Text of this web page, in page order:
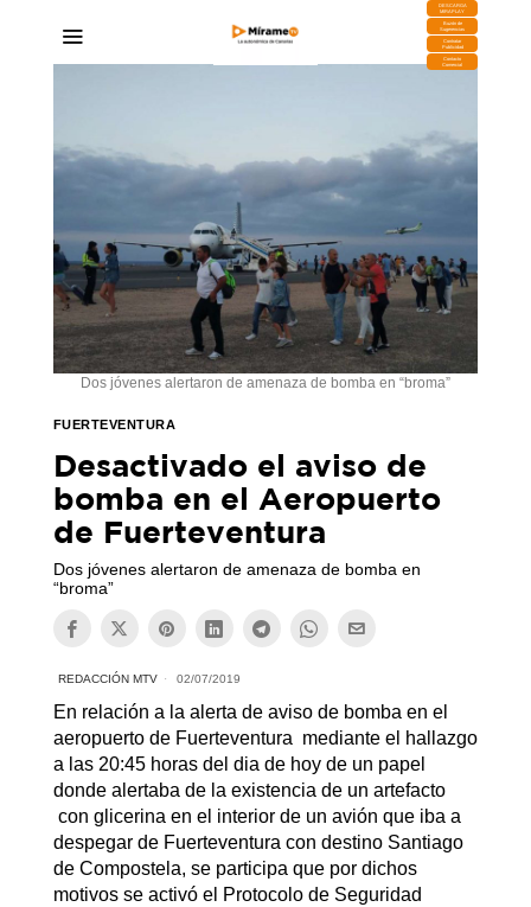
DESCARGA
MIRAPLAY
Buzón de
Sugerencias
Contratar
Publicidad
Contacto
Comercial
Dos jóvenes alertaron de amenaza de bomba en “broma”
FUERTEVENTURA
Desactivado el aviso de
bomba en el Aeropuerto
de Fuerteventura
Dos jóvenes alertaron de amenaza de bomba en
“broma”
REDACCIÓN MTV 02/07/2019
En relación a la alerta de aviso de bomba en el
aeropuerto de Fuerteventura mediante el hallazgo
a las 20:45 horas del dia de hoy de un papel
donde alertaba de la existencia de un artefacto
con glicerina en el interior de un avión que iba a
despegar de Fuerteventura con destino Santiago
de Compostela, se participa que por dichos
motivos se activó el Protocolo de Seguridad